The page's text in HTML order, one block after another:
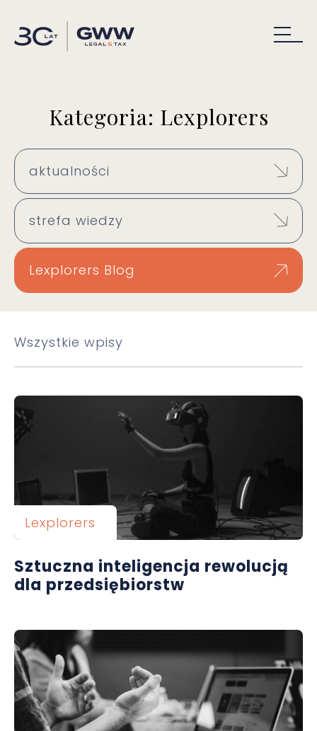
Kategoria: Lexplorers
aktualności
strefa wiedzy
Lexplorers Blog
Wszystkie wpisy
Lexplorers
Sztuczna inteligencja rewolucją
dla przedsiębiorstw